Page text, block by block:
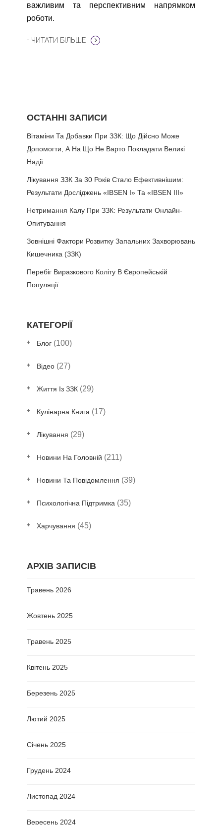
важливим та перспективним напрямком
роботи.
+ ЧИТАТИ БІЛЬШЕ
ОСТАННІ ЗАПИСИ
Вітаміни Та Добавки При ЗЗК: Що Дійсно Може
Допомогти, А На Що Не Варто Покладати Великі
Надії
Лікування ЗЗК За 30 Років Стало Ефективнішим:
Результати Досліджень «IBSEN I» Та «IBSEN III»
Нетримання Калу При ЗЗК: Результати Онлайн-
Опитування
Зовнішні Фактори Розвитку Запальних Захворювань
Кишечника (ЗЗК)
Перебіг Виразкового Коліту В Європейській
Популяції
КАТЕГОРІЇ
Блог (100)
Відео (27)
Життя Із ЗЗК (29)
Кулінарна Книга (17)
Лікування (29)
Новини На Головній (211)
Новини Та Повідомлення (39)
Психологічна Підтримка (35)
Харчування (45)
АРХІВ ЗАПИСІВ
Травень 2026
Жовтень 2025
Травень 2025
Квітень 2025
Березень 2025
Лютий 2025
Січень 2025
Грудень 2024
Листопад 2024
Вересень 2024